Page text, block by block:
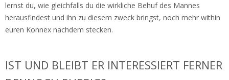
lernst du, wie gleichfalls du die wirkliche Behuf des Mannes
herausfindest und ihn zu diesem zweck bringst, noch mehr within
euren Konnex nachdem stecken.
IST UND BLEIBT ER INTERESSIERT FERNER